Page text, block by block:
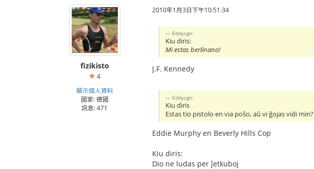
fizikisto
4
顯示個人資料
國家: 德國
訊息: 471
2010年1月3日下午10:51:34
Eddycgn:
Kiu diris:
Mi estas berlinano!
J.F. Kennedy
Eddycgn:
Kiu diris
Estas tio pistolo en via poŝo, aŭ vi ĝojas vidi min?
Eddie Murphy en Beverly Hills Cop
Kiu diris:
Dio ne ludas per ĵetkuboj